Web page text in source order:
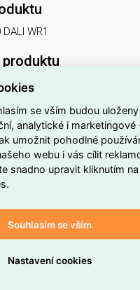
WR1
DALI WR1 195W IP66
LED, spektrum 730A3,
protokolem, optika WR1
komunikací.
se vším budou
analytické i marketingové
umožnit pohodlné
webu i vás cílit
snadno upravit kliknutím na
Souhlasím se vším
Nastavení cookies